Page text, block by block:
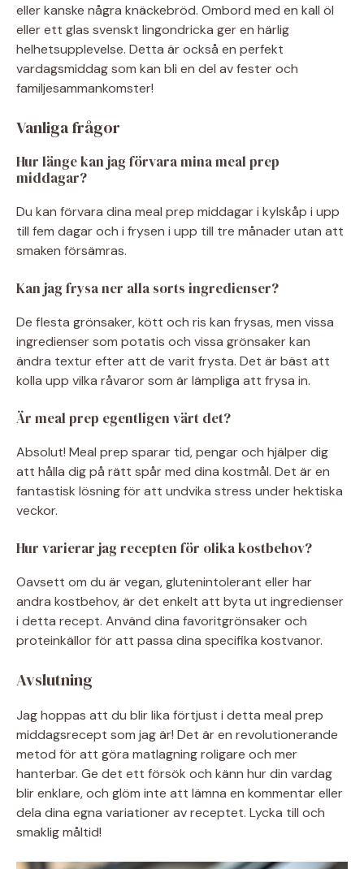
eller kanske några knäckebröd. Ombord med en kall öl
eller ett glas svenskt lingondricka ger en härlig
helhetsupplevelse. Detta är också en perfekt
vardagsmiddag som kan bli en del av fester och
familjesammankomster!
Vanliga frågor
Hur länge kan jag förvara mina meal prep
middagar?
Du kan förvara dina meal prep middagar i kylskåp i upp
till fem dagar och i frysen i upp till tre månader utan att
smaken försämras.
Kan jag frysa ner alla sorts ingredienser?
De flesta grönsaker, kött och ris kan frysas, men vissa
ingredienser som potatis och vissa grönsaker kan
ändra textur efter att de varit frysta. Det är bäst att
kolla upp vilka råvaror som är lämpliga att frysa in.
Är meal prep egentligen värt det?
Absolut! Meal prep sparar tid, pengar och hjälper dig
att hålla dig på rätt spår med dina kostmål. Det är en
fantastisk lösning för att undvika stress under hektiska
veckor.
Hur varierar jag recepten för olika kostbehov?
Oavsett om du är vegan, glutenintolerant eller har
andra kostbehov, är det enkelt att byta ut ingredienser
i detta recept. Använd dina favoritgrönsaker och
proteinkällor för att passa dina specifika kostvanor.
Avslutning
Jag hoppas att du blir lika förtjust i detta meal prep
middagsrecept som jag är! Det är en revolutionerande
metod för att göra matlagning roligare och mer
hanterbar. Ge det ett försök och känn hur din vardag
blir enklare, och glöm inte att lämna en kommentar eller
dela dina egna variationer av receptet. Lycka till och
smaklig måltid!